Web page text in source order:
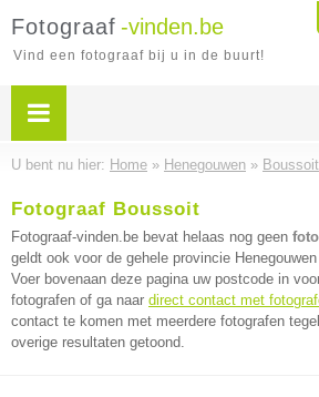
Fotograaf -vinden.be
Vind een fotograaf bij u in de buurt!
U bent nu hier: Home » Henegouwen » Boussoit
Fotograaf Boussoit
Fotograaf-vinden.be bevat helaas nog geen
geldt ook voor de gehele provincie
Voer bovenaan deze pagina uw postcode in
fotografen of ga naar direct contact met
contact te komen met meerdere fotografen
overige resultaten getoond.